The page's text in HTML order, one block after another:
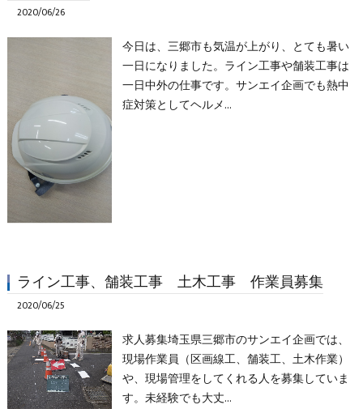
2020/06/26
今日は、三郷市も気温が上がり、とても暑い
一日になりました。ライン工事や舗装工事は
一日中外の仕事です。サンエイ企画でも熱中
症対策としてヘルメ…
ライン工事、舗装工事 土木工事 作業員募集
2020/06/25
求人募集埼玉県三郷市のサンエイ企画では、
現場作業員（区画線工、舗装工、土木作業）
や、現場管理をしてくれる人を募集していま
す。未経験でも大丈…